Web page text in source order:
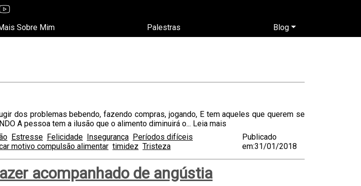
Sobre Mim Palestras Blog
dos problemas bebendo, fazendo compras, jogando, E tem aqueles que querem se
A pessoa tem a ilusão que o alimento diminuirá o... Leia mais
Estresse Felicidade Insegurança Períodos difíceis
motivo compulsão alimentar timidez Tristeza
Publicado
em:31/01/2018
acompanhado de angústia